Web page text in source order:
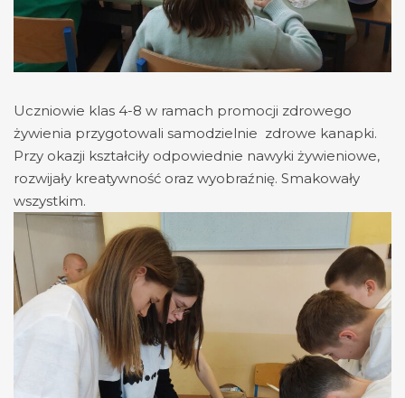
Uczniowie klas 4-8 w ramach promocji zdrowego
żywienia przygotowali samodzielnie zdrowe kanapki.
Przy okazji kształciły odpowiednie nawyki żywieniowe,
rozwijały kreatywność oraz wyobraźnię. Smakowały
wszystkim.